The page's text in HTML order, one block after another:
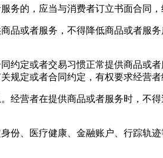
的，应当与消费者订立书面合同
品或者服务，不得降低商品或者服
约定或者交易习惯正常提供商品或
规定或者合同约定，有权要求经营
营者在提供商品或者服务时，不
份、医疗健康、金融账户、行踪轨